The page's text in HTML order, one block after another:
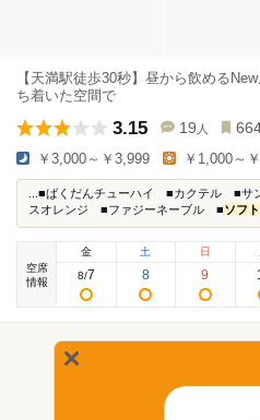
【天満駅徒歩30秒】昼から飲める
ち着いた空間で
3.15 19 人
￥3,000～￥3,999 ￥1,000～
...■ばくだんチューハイ ■カクテル ■
スオレンジ ■ファジーネーブル ■ソフ
空席
情報
金
8/7
土
8
日
9